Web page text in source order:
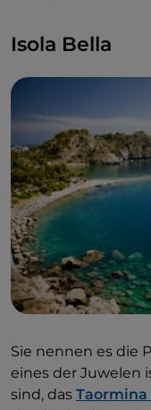
Isola Bella
Sie nennen es die
eines der Juwelen
sind, das